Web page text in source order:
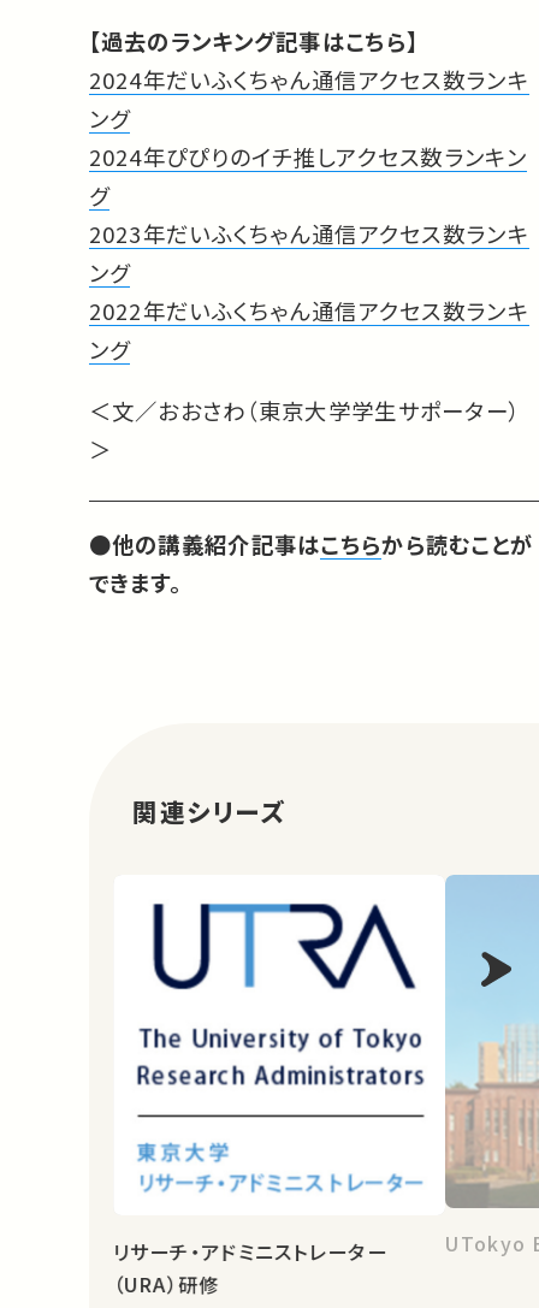
【過去のランキング記事はこちら】
2024年だいふくちゃん通信アクセス数ランキ
ング
2024年ぴぴりのイチ推しアクセス数ランキン
グ
2023年だいふくちゃん通信アクセス数ランキ
ング
2022年だいふくちゃん通信アクセス数ランキ
ング
＜文／おおさわ（東京大学学生サポーター）
＞
●他の講義紹介記事はこちらから読むことが
できます。
関連シリーズ
リサーチ・アドミニストレーター
（URA）研修
UTokyo